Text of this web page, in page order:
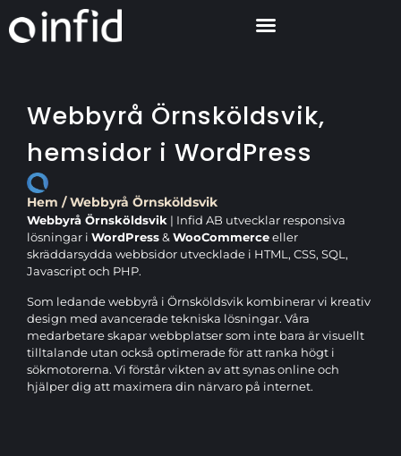
Webbyrå Örnsköldsvik,
hemsidor i WordPress
Hem /Webbyrå Örnsköldsvik
Webbyrå Örnsköldsvik | Infid AB utvecklar responsiva
lösningar iWordPress&WooCommerceeller
skräddarsydda webbsidor utvecklade i HTML, CSS, SQL,
Javascript och PHP.
Som ledande webbyrå i Örnsköldsvik kombinerar vi kreativ
design med avancerade tekniska lösningar. Våra
medarbetare skapar webbplatser som inte bara är visuellt
tilltalande utan också optimerade för att ranka högt i
sökmotorerna. Vi förstår vikten av att synas online och
hjälper dig att maximera din närvaro på internet.